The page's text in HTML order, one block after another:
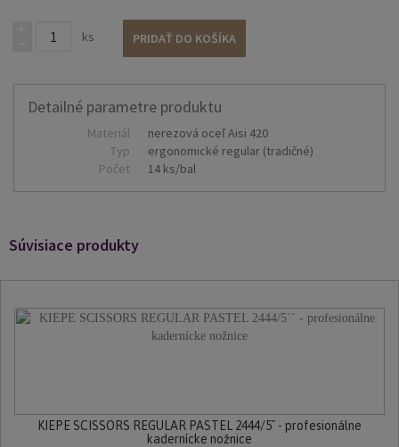
ks PRIDAŤ DO KOŠÍKA
Detailné parametre produktu
Materiál
nerezová oceľ Aisi 420
Typ
ergonomické regular (tradičné)
Počet
14 ks/bal
Súvisiace produkty
KIEPE SCISSORS REGULAR PASTEL 2444/5´´ - profesionálne
kadernícke nožnice